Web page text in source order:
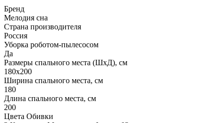
Бренд
Мелодия сна
Страна производителя
Россия
Уборка роботом-пылесосом
Да
Размеры спального места (ШхД), см
180х200
Ширина спального места, см
180
Длина спального места, см
200
Цвета Обивки